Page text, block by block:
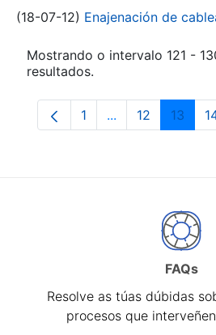
(18-07-12) Enajenación de
Mostrando o intervalo 121 -
resultados.
Páxina
1 ...PáxinasPáxina
12 13
FAQs
Resolve as túas dúbidas
procesos que